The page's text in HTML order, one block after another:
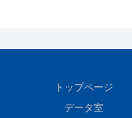
トップページ
データ室